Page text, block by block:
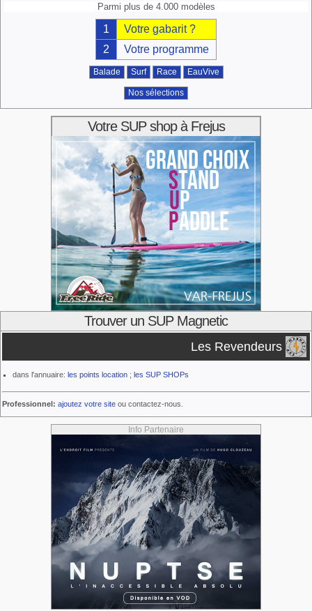
Parmi plus de 4.000 modèles
1
Votre gabarit ?
2
Votre programme
Balade Surf Race EauVive
Nos sélections
Votre SUP shop à Frejus
Trouver un SUP Magnetic
Les Revendeurs
dans l'annuaire: les points location ; les SUP SHOPs
Professionnel: ajoutez votre site ou contactez-nous.
Info Partenaire